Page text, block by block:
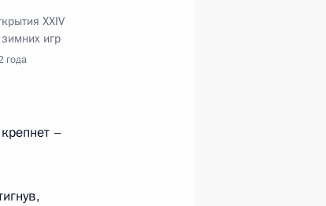
XXIV
игр
года
–